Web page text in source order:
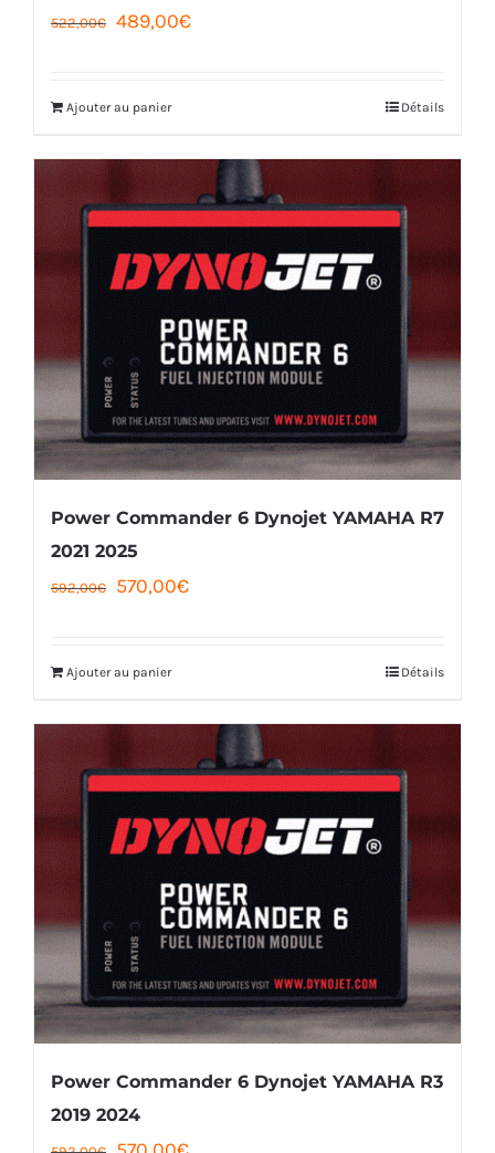
522,00€
Le
était :
522,00€.
489,00€Le
489,00€.
Ajouter au panier Détails
Power Commander 6 Dynojet YAMAHA R7
2021 2025
592,00 €
Le
était :
592,00€.
570,00€Le
570,00€.
Ajouter au panier Détails
Power Commander 6 Dynojet YAMAHA R3
2019 2024
592,00€ Le
570,00€Le